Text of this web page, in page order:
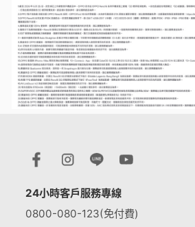
24小時客戶服務專線
0800-080-123(免付費)